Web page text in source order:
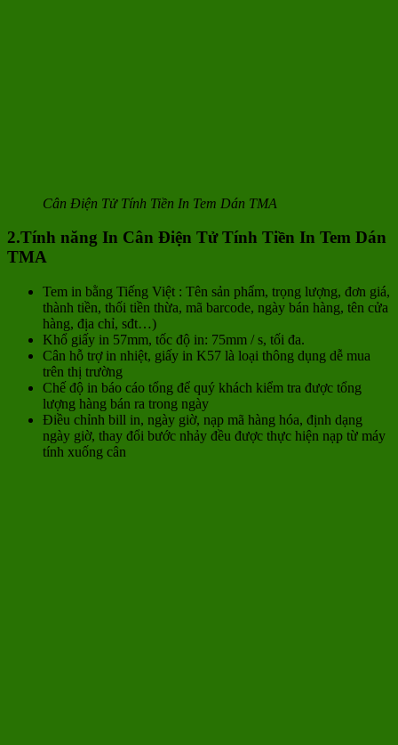
Cân Điện Tử Tính Tiền In Tem Dán TMA
2.Tính năng In Cân Điện Tử Tính Tiền In Tem Dán
TMA
Tem in bằng Tiếng Việt : Tên sản phẩm, trọng lượng, đơn giá,
thành tiền, thối tiền thừa, mã barcode, ngày bán hàng, tên cửa
hàng, địa chỉ, sđt…)
Khổ giấy in 57mm, tốc độ in: 75mm / s, tối đa.
Cân hỗ trợ in nhiệt, giấy in K57 là loại thông dụng dễ mua
trên thị trường
Chế độ in báo cáo tổng để quý khách kiểm tra được tổng
lượng hàng bán ra trong ngày
Điều chỉnh bill in, ngày giờ, nạp mã hàng hóa, định dạng
ngày giờ, thay đổi bước nhảy đều được thực hiện nạp từ máy
tính xuống cân